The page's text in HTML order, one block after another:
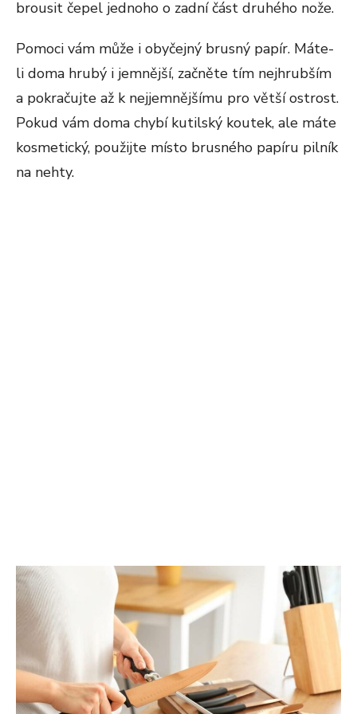
brousit čepel jednoho o zadní část druhého nože.
Pomoci vám může i obyčejný brusný papír. Máte-
li doma hrubý i jemnější, začněte tím nejhrubším
a pokračujte až k nejjemnějšímu pro větší ostrost.
Pokud vám doma chybí kutilský koutek, ale máte
kosmetický, použijte místo brusného papíru pilník
na nehty.